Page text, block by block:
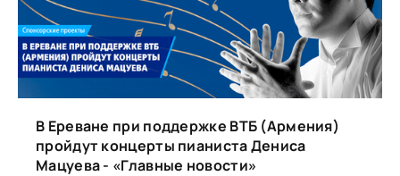
В Ереване при поддержке ВТБ (Армения)
пройдут концерты пианиста Дениса
Мацуева - «Главные новости»